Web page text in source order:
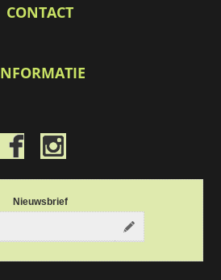
CONTACT
INFORMATIE
Nieuwsbrief